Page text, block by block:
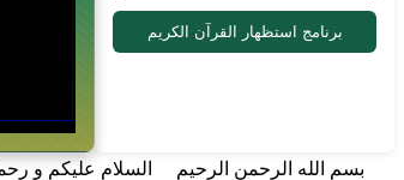
برنامج استظهار القرآن الكريم
بسم الله الرحمن الرحيم السلام عليكم و